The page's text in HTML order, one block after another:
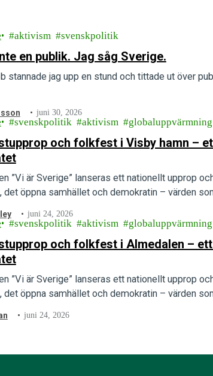
aktivism svenskpolitik
en publik. Jag såg Sverige.
stannade jag upp en stund och tittade ut över
juni 30, 2026
svenskpolitik aktivism globaluppvärmning
och folkfest i Visby hamn –
”Vi är Sverige” lanseras ett nationellt upprop
öppna samhället och demokratin – värden
juni 24, 2026
svenskpolitik aktivism globaluppvärmning
och folkfest i Almedalen –
”Vi är Sverige” lanseras ett nationellt upprop
öppna samhället och demokratin – värden
juni 24, 2026